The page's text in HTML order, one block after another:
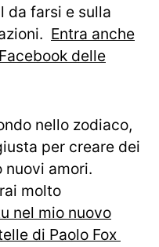
da farsi e sulla
Entra anche
delle
nello zodiaco,
per creare dei
amori.
molto
nel mio nuovo
di Paolo Fox